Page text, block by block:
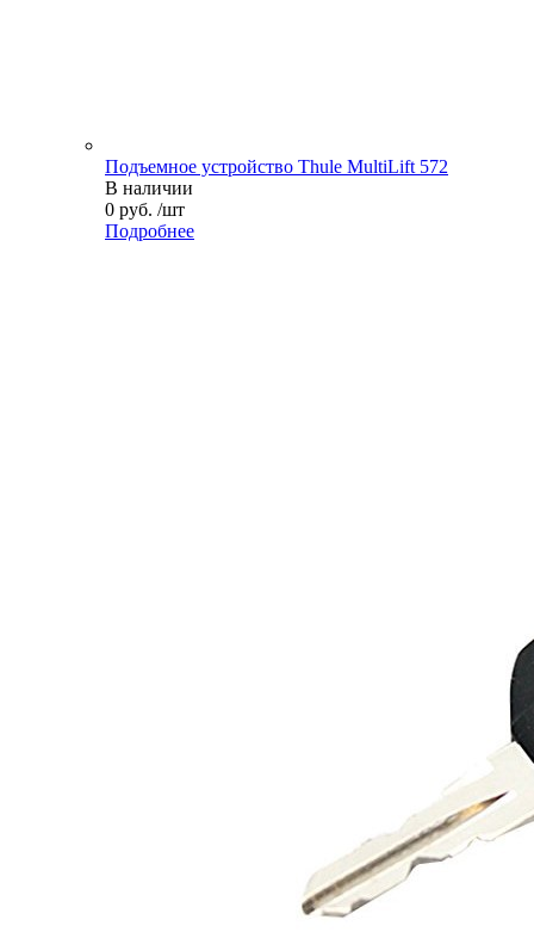
Подъемное устройство Thule MultiLift 572
В наличии
0 руб. /шт
Подробнее